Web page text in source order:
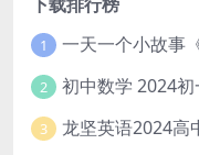
1
2
3 龙坚英语2024高